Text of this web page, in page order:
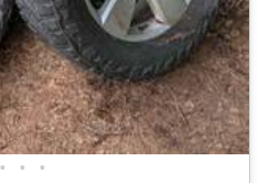
• • •